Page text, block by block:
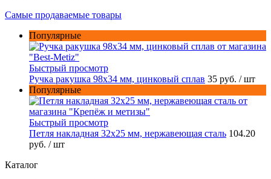
Самые продаваемые товары
Популярные
Быстрый просмотр
Ручка ракушка 98x34 мм, цинковый сплав 35 руб. / шт
Популярные
Быстрый просмотр
Петля накладная 32х25 мм, нержавеющая сталь 104.20
руб. / шт
Каталог